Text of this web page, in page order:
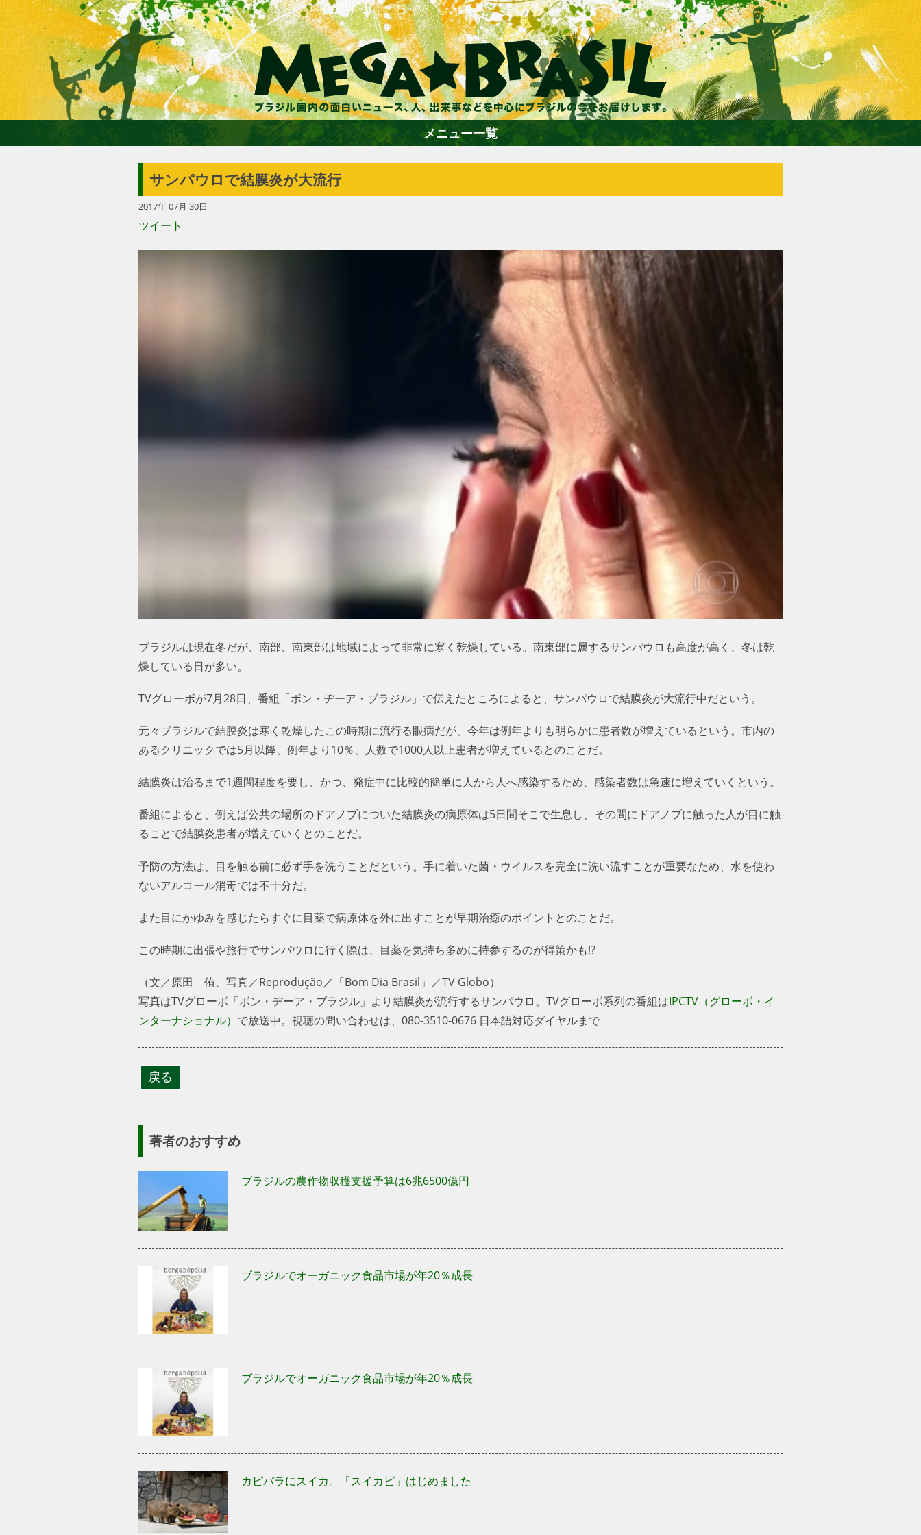
ホーム
エンターテイメント
トラベル
サッカー
ビジネス
コラム
メニュー一覧
サンパウロで結膜炎が大流行
2017年 07月 30日
ツイート
ブラジルは現在冬だが、南部、南東部は地域によって非常に寒く乾燥している。南東部に属するサンパウロも高度が高く、冬は乾
燥している日が多い。
TVグローボが7月28日、番組「ボン・ヂーア・ブラジル」で伝えたところによると、サンパウロで結膜炎が大流行中だという。
元々ブラジルで結膜炎は寒く乾燥したこの時期に流行る眼病だが、今年は例年よりも明らかに患者数が増えているという。市内の
あるクリニックでは5月以降、例年より10％、人数で1000人以上患者が増えているとのことだ。
結膜炎は治るまで1週間程度を要し、かつ、発症中に比較的簡単に人から人へ感染するため、感染者数は急速に増えていくという。
番組によると、例えば公共の場所のドアノブについた結膜炎の病原体は5日間そこで生息し、その間にドアノブに触った人が目に触
ることで結膜炎患者が増えていくとのことだ。
予防の方法は、目を触る前に必ず手を洗うことだという。手に着いた菌・ウイルスを完全に洗い流すことが重要なため、水を使わ
ないアルコール消毒では不十分だ。
また目にかゆみを感じたらすぐに目薬で病原体を外に出すことが早期治癒のポイントとのことだ。
この時期に出張や旅行でサンパウロに行く際は、目薬を気持ち多めに持参するのが得策かも!?
（文／原田 侑、写真／Reprodução／「Bom Dia Brasil」／TV Globo）
写真はTVグローボ「ボン・ヂーア・ブラジル」より結膜炎が流行するサンパウロ。TVグローボ系列の番組はIPCTV（グローボ・イ
ンターナショナル） で放送中。視聴の問い合わせは、080-3510-0676 日本語対応ダイヤルまで
著者のおすすめ
ブラジルの農作物収穫支援予算は6兆6500億円
ブラジルでオーガニック食品市場が年20％成長
ブラジルでオーガニック食品市場が年20％成長
カピバラにスイカ。「スイカピ」はじめました